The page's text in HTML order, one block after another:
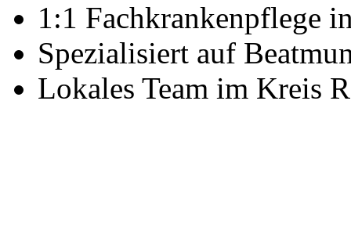
1:1 Fachkrankenpflege
Spezialisiert auf
Lokales Team im Kreis